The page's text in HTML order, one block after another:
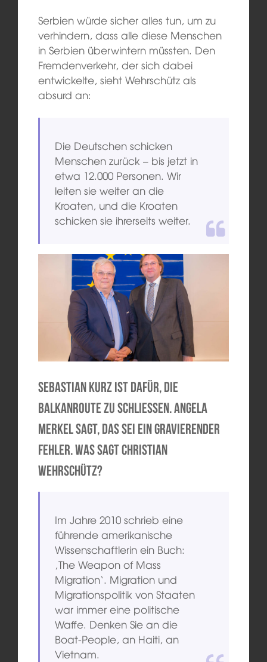
Serbien würde sicher alles tun, um zu
verhindern, dass alle diese Menschen
in Serbien überwintern müssten. Den
Fremdenverkehr, der sich dabei
entwickelte, sieht Wehrschütz als
absurd an:
Die Deutschen schicken
Menschen zurück – bis jetzt in
etwa 12.000 Personen. Wir
leiten sie weiter an die
Kroaten, und die Kroaten
schicken sie ihrerseits weiter.
Sebastian Kurz ist dafür, die
Balkanroute zu schließen. Angela
Merkel sagt, das sei ein gravierender
Fehler. Was sagt Christian
Wehrschütz?
Im Jahre 2010 schrieb eine
führende amerikanische
Wissenschaftlerin ein Buch:
‚The Weapon of Mass
Migration‘. Migration und
Migrationspolitik von Staaten
war immer eine politische
Waffe. Denken Sie an die
Boat-People, an Haiti, an
Vietnam.